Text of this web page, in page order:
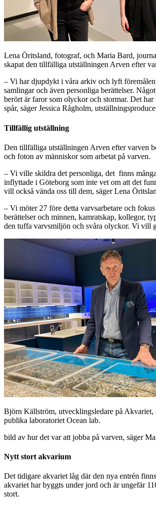
Lena Öritsland, fotograf, och Maria Bard,
skapat den tillfälliga utställningen Arven efter
– Vi har djupdykt i våra arkiv och lyft
samlingar och även personliga berättelser.
berört är faror som olyckor och stormar. Det
spår, säger Jessica Rågholm,
Tillfällig utställning
Den tillfälliga utställningen Arven efter varven
och foton av människor som arbetat på varven.
– Vi ville skildra det personliga, det finns
inflyttade i Göteborg som inte vet om att det
vill också vända oss till dem, säger Lena
– Vi möter 27 före detta varvsarbetare och
berättelser och minnen, kamratskap, kollegor,
den tuffa varvsmiljön och svåra olyckor. Vi vill
Björn Källström, utvecklingsledare på Akvariet,
publika laboratoriet Ocean lab.
bild av hur det var att jobba på varven, säger
Nytt stort akvarium
Det tidigare akvariet låg där den nya entrén
akvariet har byggts under jord och är ungefär
stort.